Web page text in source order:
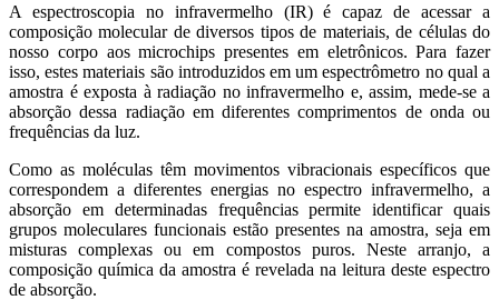
A espectroscopia no infravermelho (IR) é capaz de acessar a
composição molecular de diversos tipos de materiais, de células do
nosso corpo aos microchips presentes em eletrônicos. Para fazer
isso, estes materiais são introduzidos em um espectrômetro no qual a
amostra é exposta à radiação no infravermelho e, assim, mede-se a
absorção dessa radiação em diferentes comprimentos de onda ou
frequências da luz.
Como as moléculas têm movimentos vibracionais específicos que
correspondem a diferentes energias no espectro infravermelho, a
absorção em determinadas frequências permite identificar quais
grupos moleculares funcionais estão presentes na amostra, seja em
misturas complexas ou em compostos puros. Neste arranjo, a
composição química da amostra é revelada na leitura deste espectro
de absorção.